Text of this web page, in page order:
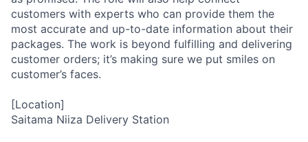
customers with experts who can provide them the
most accurate and up-to-date information about their
packages. The work is beyond fulfilling and delivering
customer orders; it’s making sure we put smiles on
customer’s faces.
[Location]
Saitama Niiza Delivery Station